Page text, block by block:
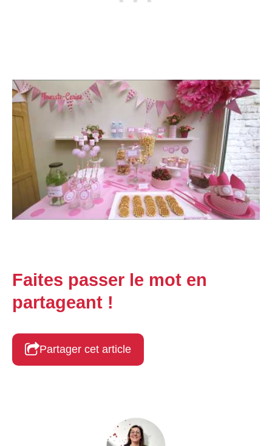
Faites passer le mot en
partageant !
Partager cet article